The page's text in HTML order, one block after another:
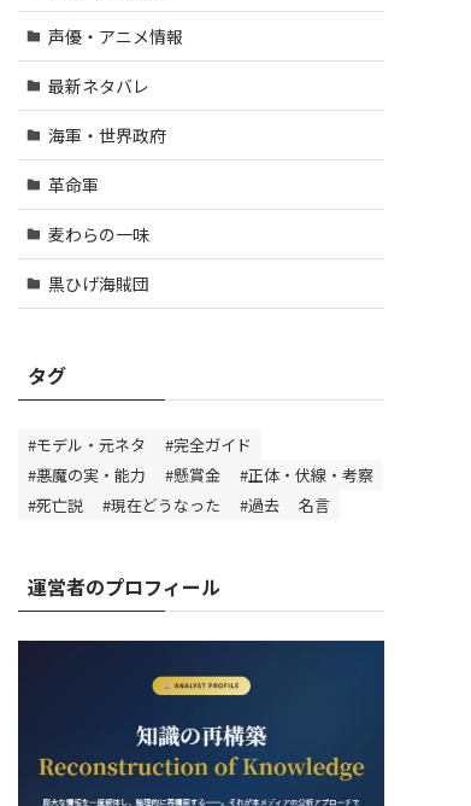
声優・アニメ情報
最新ネタバレ
海軍・世界政府
革命軍
麦わらの一味
黒ひげ海賊団
タグ
#モデル・元ネタ
#完全ガイド
#悪魔の実・能力
#懸賞金
#正体・伏線・考察
#死亡説
#現在どうなった #過去 名言
運営者のプロフィール